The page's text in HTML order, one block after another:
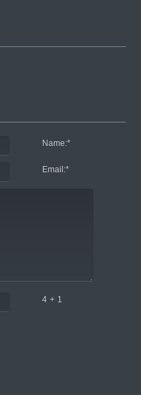
Name:*
Email:*
4 + 1